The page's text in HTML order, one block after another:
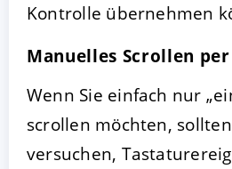
Kontrolle übernehmen
Manuelles Scrollen
Wenn Sie einfach nur
scrollen möchten,
versuchen,